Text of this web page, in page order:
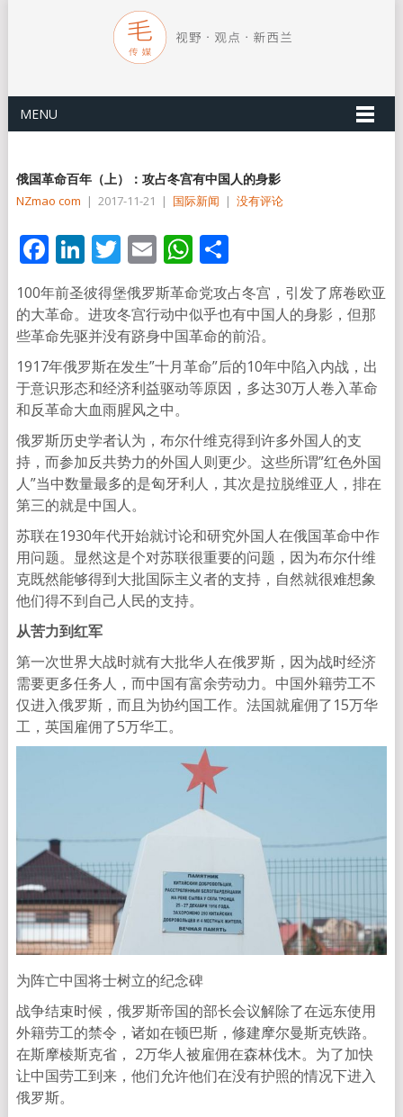
MENU
俄国革命百年（上）：攻占冬宫有中国人的身影
NZmao com | 2017-11-21 | 国际新闻 | 没有评论
Facebook
LinkedIn
Twitter
EmailWhatsApp
分
享
100年前圣彼得堡俄罗斯革命党攻占冬宫，引发了席卷欧亚
的大革命。进攻冬宫行动中似乎也有中国人的身影，但那
些革命先驱并没有跻身中国革命的前沿。
1917年俄罗斯在发生”十月革命”后的10年中陷入内战，出
于意识形态和经济利益驱动等原因，多达30万人卷入革命
和反革命大血雨腥风之中。
俄罗斯历史学者认为，布尔什维克得到许多外国人的支
持，而参加反共势力的外国人则更少。这些所谓”红色外国
人”当中数量最多的是匈牙利人，其次是拉脱维亚人，排在
第三的就是中国人。
苏联在1930年代开始就讨论和研究外国人在俄国革命中作
用问题。显然这是个对苏联很重要的问题，因为布尔什维
克既然能够得到大批国际主义者的支持，自然就很难想象
他们得不到自己人民的支持。
从苦力到红军
第一次世界大战时就有大批华人在俄罗斯，因为战时经济
需要更多任务人，而中国有富余劳动力。中国外籍劳工不
仅进入俄罗斯，而且为协约国工作。法国就雇佣了15万华
工，英国雇佣了5万华工。
为阵亡中国将士树立的纪念碑
战争结束时候，俄罗斯帝国的部长会议解除了在远东使用
外籍劳工的禁令，诸如在顿巴斯，修建摩尔曼斯克铁路。
在斯摩棱斯克省， 2万华人被雇佣在森林伐木。为了加快
让中国劳工到来，他们允许他们在没有护照的情况下进入
俄罗斯。